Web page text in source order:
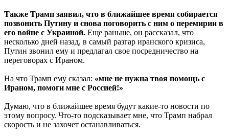
Также Трамп заявил, что в ближайшее время собирается
позвонить Путину и снова поговорить с ним о перемирии в
его войне с Украиной. Еще раньше, он рассказал, что
несколько дней назад, в самый разгар иранского кризиса,
Путин звонил ему и предлагал свое посредничество на
переговорах с Ираном.
На что Трамп ему сказал: «мне не нужна твоя помощь с
Ираном, помоги мне с Россией!»
Думаю, что в ближайшее время будут какие-то новости по
этому вопросу. Что-то подсказывает мне, что Трамп набрал
скорость и не захочет останавливаться.